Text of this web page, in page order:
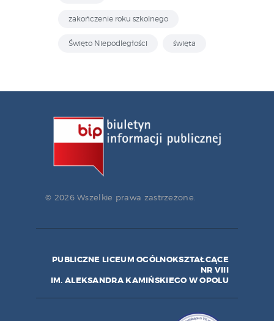
zakończenie roku szkolnego
Święto Niepodległości święta
© 2026 Wszelkie prawa zastrzeżone.
PUBLICZNE LICEUM OGÓLNOKSZTAŁCĄCE
NR VIII
IM. ALEKSANDRA KAMIŃSKIEGO W OPOLU